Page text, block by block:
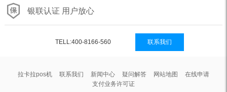
银联认证 用户放心
TELL:400-8166-560 联系我们
拉卡拉pos机 联系我们 新闻中心 疑问解答 网站地图
在线申请
支付业务许可证